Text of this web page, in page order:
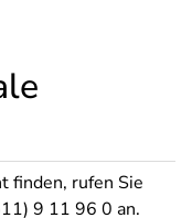
finden, rufen Sie
9 11 96 0 an.